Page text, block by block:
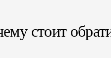
стоит